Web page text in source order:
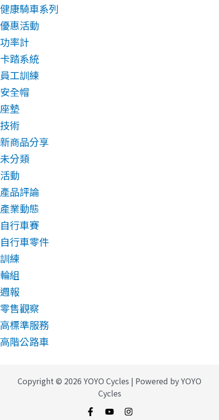
健康騎車系列
優惠活動
功率計
卡踏系統
員工訓練
安全帽
座墊
技術
新商品分享
未分類
活動
產品評論
產業動態
自行車賽
自行車零件
訓練
輪組
週報
零售觀察
高標準服務
高階公路車
Copyright © 2026 YOYO Cycles | Powered by YOYO
Cycles